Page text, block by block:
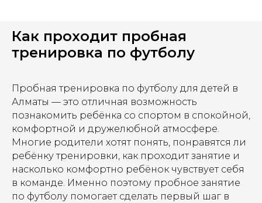
Как проходит пробная
тренировка по футболу
Пробная тренировка по футболу для детей в
Алматы — это отличная возможность
познакомить ребёнка со спортом в спокойной,
комфортной и дружелюбной атмосфере.
Многие родители хотят понять, понравятся ли
ребёнку тренировки, как проходит занятие и
насколько комфортно ребёнок чувствует себя
в команде. Именно поэтому пробное занятие
по футболу помогает сделать первый шаг в